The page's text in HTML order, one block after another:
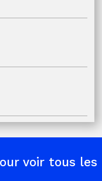
voir tous les